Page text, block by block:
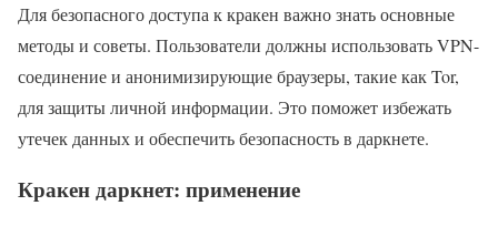
Для безопасного доступа к кракен важно знать основные
методы и советы. Пользователи должны использовать VPN-
соединение и анонимизирующие браузеры, такие как Tor,
для защиты личной информации. Это поможет избежать
утечек данных и обеспечить безопасность в даркнете.
Кракен даркнет: применение